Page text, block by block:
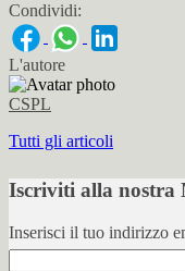
Condividi:
L'autore
CSPL
Tutti gli articoli
Iscriviti alla nostra
Inserisci il tuo indirizzo